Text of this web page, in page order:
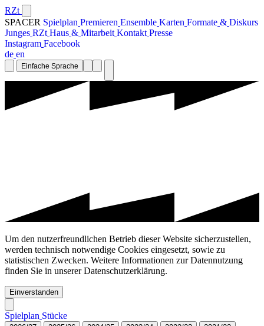
RZt
SPACER Spielplan Premieren Ensemble Karten Formate & Diskurs
Junges RZt Haus & Mitarbeit Kontakt Presse
Instagram Facebook
de en
Einfache Sprache
Um den nutzerfreundlichen Betrieb dieser Website sicherzustellen,
werden technisch notwendige Cookies eingesetzt, sowie zu
statistischen Zwecken. Weitere Informationen zur Datennutzung
finden Sie in unserer Datenschutzerklärung.
Einverstanden
Spielplan Stücke